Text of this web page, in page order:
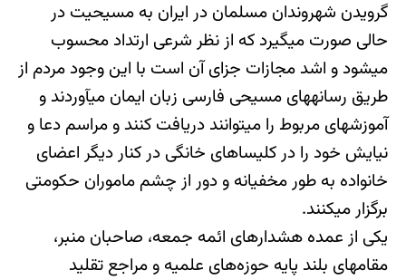
گرویدن شهروندان مسلمان در ایران به مسیحیت در
حالی صورت می‎گیرد که از نظر شرعی ارتداد محسوب
می‎شود و اشد مجازات جزای آن است با این وجود مردم از
طریق رسانه‎های مسیحی فارسی زبان ایمان می‎آوردند و
آموزش‎های مربوط را می‎توانند دریافت کنند و مراسم دعا و
نیایش خود را در کلیساهای خانگی در کنار دیگر اعضای
خانواده به طور مخفیانه و دور از چشم ماموران حکومتی
برگزار می‎کنند.
یکی از عمده هشدارهای ائمه جمعه، صاحبان منبر،
مقام‎های بلند پایه حوزه‌های علمیه و مراجع تقلید